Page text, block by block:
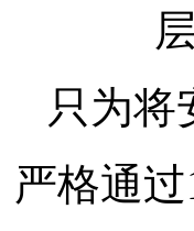
只为将
严格通